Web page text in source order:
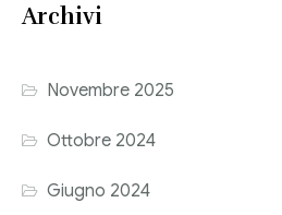
Riviste
Archivi
Novembre 2025
Ottobre 2024
Giugno 2024